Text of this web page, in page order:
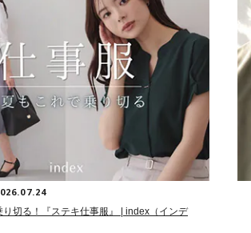
り切る！『ステキ仕事服』 | index（インデ